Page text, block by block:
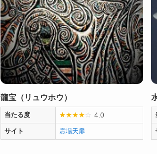
龍宝（リュウホウ）
当たる度 ★★★★☆ 4.0
サイト 霊場天扉